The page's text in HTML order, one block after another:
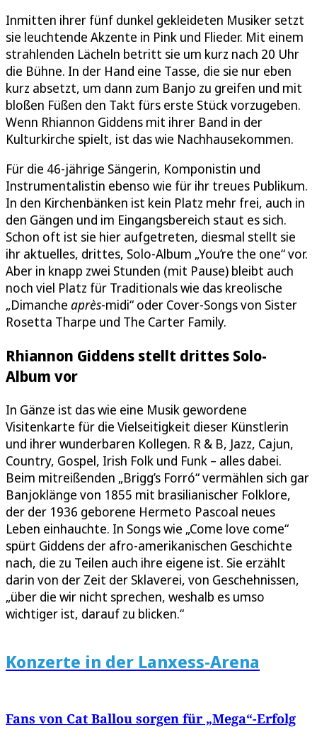
Inmitten ihrer fünf dunkel gekleideten Musiker setzt
sie leuchtende Akzente in Pink und Flieder. Mit einem
strahlenden Lächeln betritt sie um kurz nach 20 Uhr
die Bühne. In der Hand eine Tasse, die sie nur eben
kurz absetzt, um dann zum Banjo zu greifen und mit
bloßen Füßen den Takt fürs erste Stück vorzugeben.
Wenn Rhiannon Giddens mit ihrer Band in der
Kulturkirche spielt, ist das wie Nachhausekommen.
Für die 46-jährige Sängerin, Komponistin und
Instrumentalistin ebenso wie für ihr treues Publikum.
In den Kirchenbänken ist kein Platz mehr frei, auch in
den Gängen und im Eingangsbereich staut es sich.
Schon oft ist sie hier aufgetreten, diesmal stellt sie
ihr aktuelles, drittes, Solo-Album „You’re the one“ vor.
Aber in knapp zwei Stunden (mit Pause) bleibt auch
noch viel Platz für Traditionals wie das kreolische
„Dimanche après-midi“ oder Cover-Songs von Sister
Rosetta Tharpe und The Carter Family.
Rhiannon Giddens stellt drittes Solo-
Album vor
In Gänze ist das wie eine Musik gewordene
Visitenkarte für die Vielseitigkeit dieser Künstlerin
und ihrer wunderbaren Kollegen. R & B, Jazz, Cajun,
Country, Gospel, Irish Folk und Funk – alles dabei.
Beim mitreißenden „Brigg’s Forró“ vermählen sich gar
Banjoklänge von 1855 mit brasilianischer Folklore,
der der 1936 geborene Hermeto Pascoal neues
Leben einhauchte. In Songs wie „Come love come“
spürt Giddens der afro-amerikanischen Geschichte
nach, die zu Teilen auch ihre eigene ist. Sie erzählt
darin von der Zeit der Sklaverei, von Geschehnissen,
„über die wir nicht sprechen, weshalb es umso
wichtiger ist, darauf zu blicken.“
Konzerte in der Lanxess-Arena
Fans von Cat Ballou sorgen für „Mega“-Erfolg